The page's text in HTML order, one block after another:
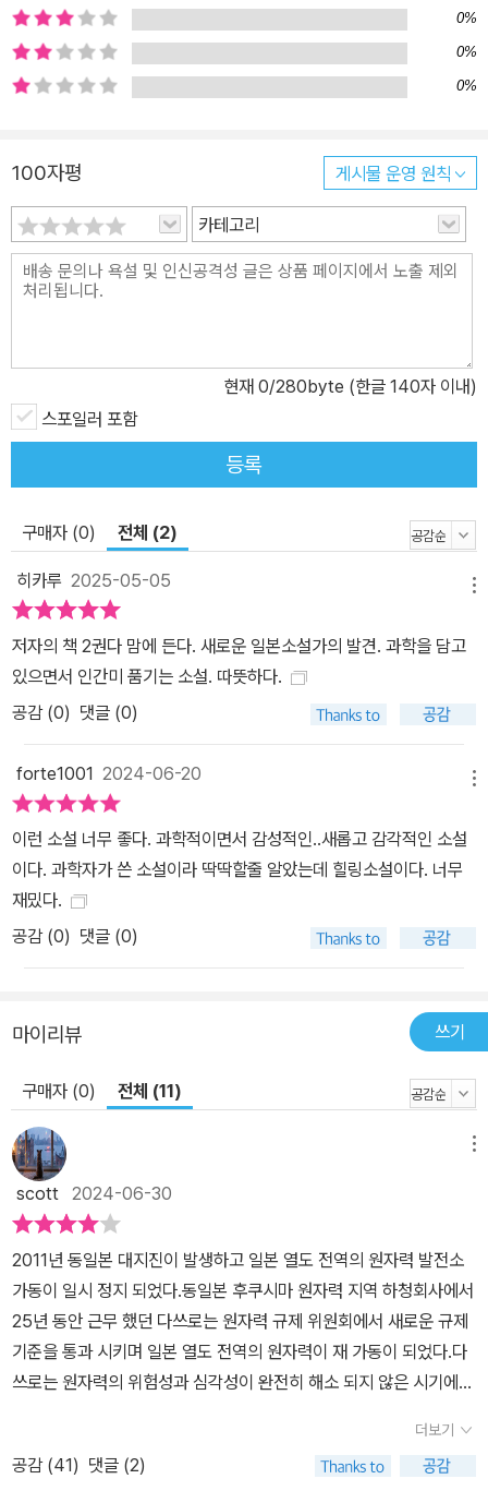
을 통한 사랑 이야기부터 과학의 공죄(功罪)까지 그려보았습니다.”
_ 작가의 말 “지구 중심에 소복이 쌓여가는 은빛 눈. 내 안에도 뭔가가
내려서 쌓이고 있을까.” 과학의 무지갯빛 색채가 인간의 마음을 따스
하게 감싸주는 다섯 편의 이야기 〈8월의 은빛 눈〉 사람들과 잘 어울리
지로 만든 로봇과 이를 제어하는 프로그래밍을 제작하는 것이 유일한
취미였던 호리카와는 편의점 알바생 응우옌과 묘한 만남을 갖는다.
〈바다로 돌아가는 날〉 딸 가호의 정기 검진으로 병원으로 향하던 나
는, 만원 전철에서 시달리던 중 미야시타라는 여성에게 자리를 양보
받는다. 이후 박물관에서 그녀와 다시 조우하게 되고, 미야시타는 생
퇴거 교섭을 맡고 있던 마사키는 303호 주민인 가토 스미에가 강경
하게 나오는 바람에 골머리를 썩고 있다. 그녀는 최근에 비둘기 한 마
리를 키우고 있었는데, 그 비둘기의 발에는 ‘아르노-19’라는 글자가
에게서 거센 항의를 받는다. 그 사진은 친한 친구인 나쓰에게서 전달
다. 〈10만 년 뒤의 서풍〉 다쓰로는 피치 못할 사정으로 다니던 직장을
그만두고, 새롭게 후쿠시마 원전에서의 일을 찾기 위해 길을 떠난다.
북단으로 향하던 중 해변에서 전통 연을 날리고 있던 초로의 남성을
발견한 후 알 수 없는 끌림을 느끼고 그에게 다가가는데……. 과학과
이야기의 결합, 인간애를 전면에 내세운 최신 화제작 “과학자의 시선
으로 바라본 세계, 그리고 그 세계를 살아가는 우리” 《8월의 은빛
눈》에 등장하는 다섯 편의 이야기는 모두 기이한 만남에서 시작된다.
대학 졸업반인 취준생 호리카와와 편의점에서 근무하는 베트남인 알
바생 응우옌(〈8월의 은빛 눈〉), 만원 전철 안에서 진땀을 빼고 있던
싱글 맘 모녀와 그들에게 자리를 양보해준 생물화가(〈바다로 돌아가
는 날〉), 배우를 꿈꾸는 부동산 직원 마사키와 노후 아파트에 홀로 살
아가는 노파(〈아르노와 레몬〉), 평범한 직장인 도코와 휴면포자라 지
풍〉)의 만남이 그렇다. 그런데 2900킬로미터 아래의 지구나 무슨 일
이 있어도 집으로 돌아가려는 비둘기, 심해에 울려 퍼지는 혹등고래
의 노랫소리, 그리고 살아 있는 보석과 태평양을 건너는 편서풍까지
어떤 만남에서도 과학적 지식이 바탕이 되어 있다. 저자인 이요하라
신은 소설가인 동시에 과학자이기도 하다. 그래서 작품에서 이야기하
는 지구과학과 자연 현상에 대한 이야기는 결코 허구나 픽션이 아니
다. 우리가 지구나 자연과 만나는 것에서 그치는 것이 아니라, 서로 이
야기할 수 있도록, 그리고 서로 이해할 수 있도록 문학이라는 형태로
서 목소리를 내고 있는 것이다. 2010년 소설가로 데뷔한 이래 많은
작품을 집필해온 이요하라 신, 그는 자신이 가진 특기를 내세워 과학
과 이야기를 결합하여 자신만의 감성 미스터리를 완성해냈다. “책을
읽고 ‘규조 아트’와 ‘세계의 고래 포스터’ ‘오이 부두’ 근처의 ‘들새공
원’을 검색해보며 자신의 일상 속에 과학적인 색채들을 더해나가는
자되는 ‘개운한 독후감’과 함께 이요하라 신 작품의 매력으로 꼽고 싶
0%
0%
0%
100자평 게시물 운영 원칙
카테고리
현재 0/280byte (한글 140자 이내)
스포일러 포함
등록
구매자 (0) 전체 (2)
히카루 2025-05-05
저자의 책 2권다 맘에 든다. 새로운 일본소설가의 발견. 과학을 담고
있으면서 인간미 품기는 소설. 따뜻하다.
공감 (0) 댓글 (0)
forte1001 2024-06-20
이런 소설 너무 좋다. 과학적이면서 감성적인..새롭고 감각적인 소설
이다. 과학자가 쓴 소설이라 딱딱할줄 알았는데 힐링소설이다. 너무
재밌다.
공감 (0) 댓글 (0)
마이리뷰 쓰기
구매자 (0) 전체 (11)
scott 2024-06-30
2011년 동일본 대지진이 발생하고 일본 열도 전역의 원자력 발전소
가동이 일시 정지 되었다.동일본 후쿠시마 원자력 지역 하청회사에서
25년 동안 근무 했던 다쓰로는 원자력 규제 위원회에서 새로운 규제
기준을 통과 시키며 일본 열도 전역의 원자력이 재 가동이 되었다.다
쓰로는 원자력의 위험성과 심각성이 완전히 해소 되지 않은 시기에
재 가동 시키는 정책에 큰 불만을 품고 회사를 그만둔다.그는 가족의
반대에도 불구하고 폐원자로 일을 하겠다며 방사능 누출 사고가 발생
더보기
공감 (41) 댓글 (2)